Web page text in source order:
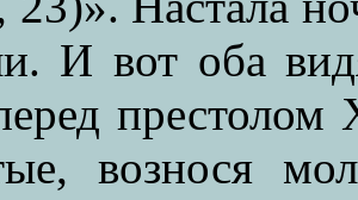
И вот оба
вознося